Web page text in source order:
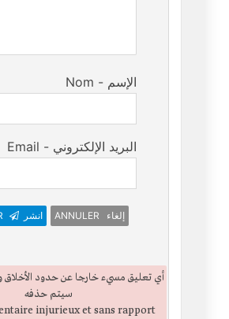
Nom - الإسم
Email - البريد الإلكتروني
انشر ANNULER إلغاء
أي تعليق مسيء خارجا عن حدود الأخلاق
سيتم حذفه
injurieux et sans rapport